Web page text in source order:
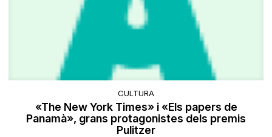
CULTURA
«The New York Times» i «Els papers de
Panamà», grans protagonistes dels premis
Pulitzer